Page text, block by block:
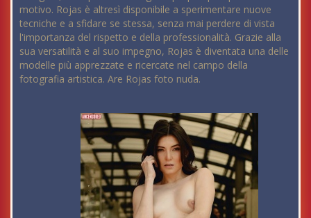
motivo. Rojas è altresì disponibile a sperimentare nuove
tecniche e a sfidare se stessa, senza mai perdere di vista
l'importanza del rispetto e della professionalità. Grazie alla
sua versatilità e al suo impegno, Rojas è diventata una delle
modelle più apprezzate e ricercate nel campo della
fotografia artistica. Are Rojas foto nuda.